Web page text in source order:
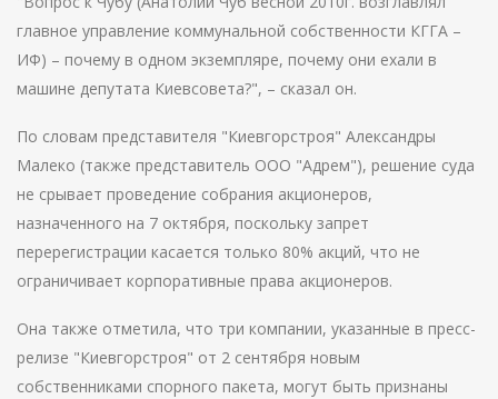
главное управление коммунальной собственности КГГА –
ИФ) – почему в одном экземпляре, почему они ехали в
машине депутата Киевсовета?", – сказал он.
По словам представителя "Киевгорстроя" Александры
Малеко (также представитель ООО "Адрем"), решение суда
не срывает проведение собрания акционеров,
назначенного на 7 октября, поскольку запрет
перерегистрации касается только 80% акций, что не
ограничивает корпоративные права акционеров.
Она также отметила, что три компании, указанные в пресс-
релизе "Киевгорстроя" от 2 сентября новым
собственниками спорного пакета, могут быть признаны